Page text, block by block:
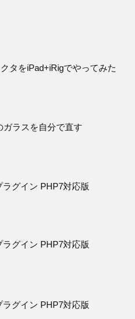
タをiPad+iRigでやってみた
ガラスを自分で直す
グイン PHP7対応版
グイン PHP7対応版
グイン PHP7対応版